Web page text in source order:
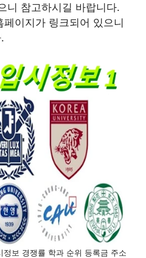
니 참고하시길 바랍니다.
이지가 링크되어 있으니
보 경쟁률 학과 순위 등록금 주소